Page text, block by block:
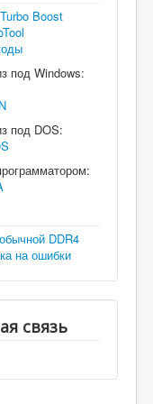
Boost
под Windows:
под DOS:
DDR4
на ошибки
связь